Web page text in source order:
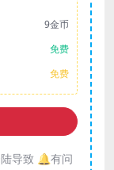
9金币
免费
免费
导致 🔔有问